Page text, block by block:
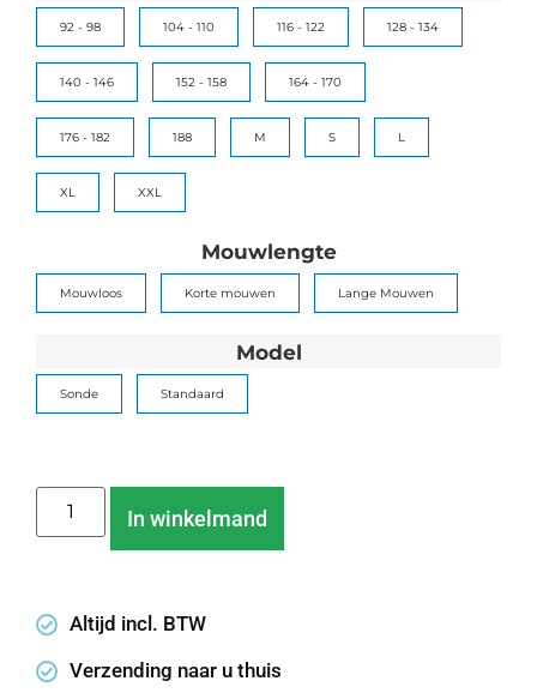
92 - 98 104 - 110 116 - 122 128 - 134
140 - 146 152 - 158 164 - 170
176 - 182 188 M S L
XL XXL
Mouwlengte
Mouwloos Korte mouwen Lange Mouwen
Model
Sonde Standaard
In winkelmand
Altijd incl. BTW
Verzending naar u thuis